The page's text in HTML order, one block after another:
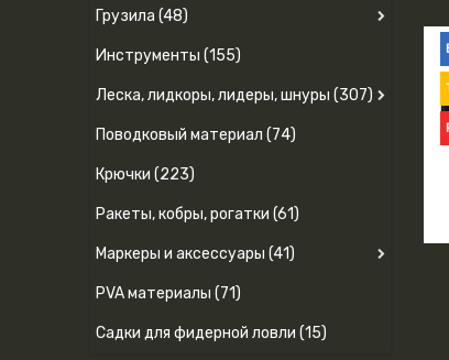
Грузила (48)
Инструменты (155)
Леска, лидкоры, лидеры, шнуры (307)
Поводковый материал (74)
Крючки (223)
Ракеты, кобры, рогатки (61)
Маркеры и аксессуары (41)
PVA материалы (71)
Садки для фидерной ловли (15)